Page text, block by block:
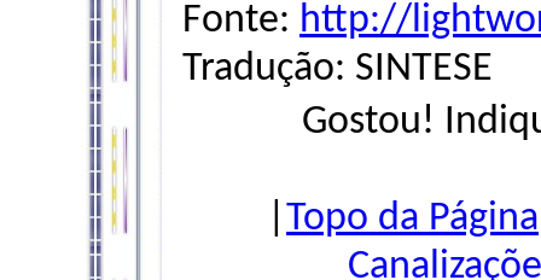
Fonte: http://
Tradução: SINTESE
Gostou!
Topo da Página